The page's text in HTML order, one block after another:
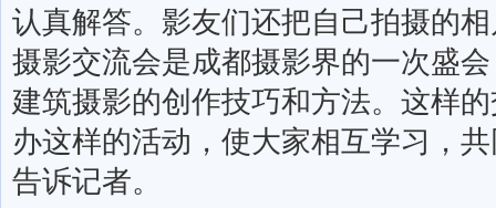
认真解答。影友们还把自己拍摄的
摄影交流会是成都摄影界的一次盛
建筑摄影的创作技巧和方法。这样
办这样的活动，使大家相互学习，
告诉记者。